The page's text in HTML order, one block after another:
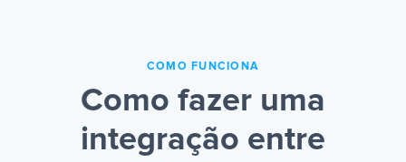
COMO FUNCIONA
Como fazer uma
integração entre